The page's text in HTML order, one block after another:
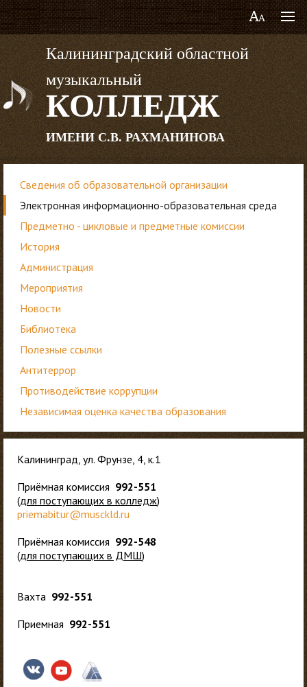
Калининградский областной
музыкальный
КОЛЛЕДЖ
ИМЕНИ С.В. РАХМАНИНОВА
Сведения об образовательной организации
Электронная информационно-образовательная среда
Предметно - цикловые и предметные комиссии
История
Администрация
Мероприятия
Новости
Библиотека
Полезные ссылки
Антитеррор
Противодействие коррупции
Независимая оценка качества образования
Калининград, ул. Фрунзе, 4, к.1
Приёмная комиссия 992-551
(для поступающих в колледж)
priemabitur@musckld.ru
Приёмная комиссия 992-548
(для поступающих в ДМШ)
Вахта 992-551
Приемная 992-551